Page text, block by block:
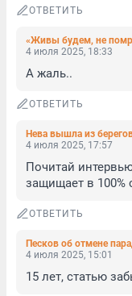
ОТВЕТИТЬ
4 июля 2025, 18:33
А жаль..
ОТВЕТИТЬ
4 июля 2025, 17:57
Почитай
защищает в 100%
ОТВЕТИТЬ
4 июля 2025, 15:01
15 лет, статью